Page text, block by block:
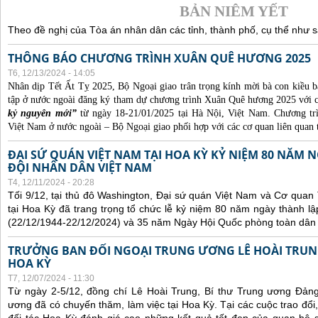
BẢN NIÊM YẾT
Theo đề nghị của Tòa án nhân dân các tỉnh, thành phố, cụ thể như
THÔNG BÁO CHƯƠNG TRÌNH XUÂN QUÊ HƯƠNG 2025
T6, 12/13/2024 - 14:05
Nhân dịp Tết Ất Tỵ 2025, Bộ Ngoại giao trân trọng kính mời bà con kiều
tập ở nước ngoài đăng ký tham dự chương trình Xuân Quê hương 2025 với
kỷ nguyên mới”từ ngày 18-21/01/2025 tại Hà Nội, Việt Nam. Chương
Việt Nam ở nước ngoài – Bộ Ngoại giao phối hợp với các cơ quan liên quan
ĐẠI SỨ QUÁN VIỆT NAM TẠI HOA KỲ KỶ NIỆM 80 NĂM
ĐỘI NHÂN DÂN VIỆT NAM
T4, 12/11/2024 - 20:28
Tối 9/12, tại thủ đô Washington, Đại sứ quán Việt Nam và Cơ quan
tại Hoa Kỳ đã trang trọng tổ chức lễ kỷ niệm 80 năm ngày thành
(22/12/1944-22/12/2024) và 35 năm Ngày Hội Quốc phòng toàn
TRƯỞNG BAN ĐỐI NGOẠI TRUNG ƯƠNG LÊ HOÀI
HOA KỲ
T7, 12/07/2024 - 11:30
Từ ngày 2-5/12, đồng chí Lê Hoài Trung, Bí thư Trung ương
ương đã có chuyến thăm, làm việc tại Hoa Kỳ. Tại các cuộc trao